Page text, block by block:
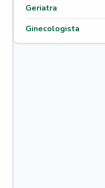
Geriatra
Ginecologista